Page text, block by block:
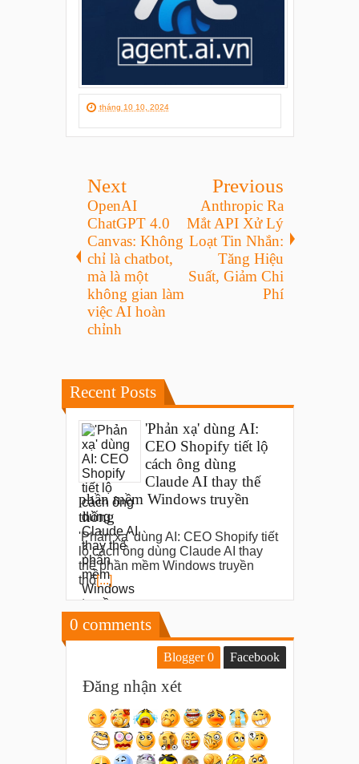
tháng 10 10, 2024
Next
OpenAI
ChatGPT 4.0
Canvas: Không
chỉ là chatbot,
mà là một
không gian làm
việc AI hoàn
chỉnh
Previous
Anthropic Ra
Mắt API Xử Lý
Loạt Tin Nhắn:
Tăng Hiệu
Suất, Giảm Chi
Phí
Recent Posts
'Phản xạ' dùng AI:
CEO Shopify tiết lộ
cách ông dùng
Claude AI thay thế
phần mềm Windows truyền
thống
'Phản xạ' dùng AI: CEO Shopify tiết
lộ cách ông dùng Claude AI thay
thế phần mềm Windows truyền
thố[...]
0 comments
Blogger0 Facebook
Đăng nhận xét